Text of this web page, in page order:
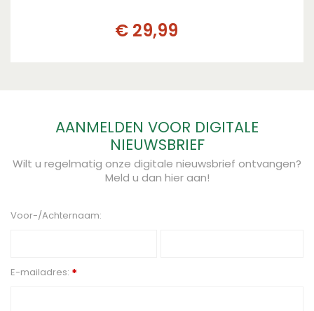
€ 29,99
AANMELDEN VOOR DIGITALE
NIEUWSBRIEF
Wilt u regelmatig onze digitale nieuwsbrief ontvangen?
Meld u dan hier aan!
Voor-/Achternaam:
E-mailadres: *